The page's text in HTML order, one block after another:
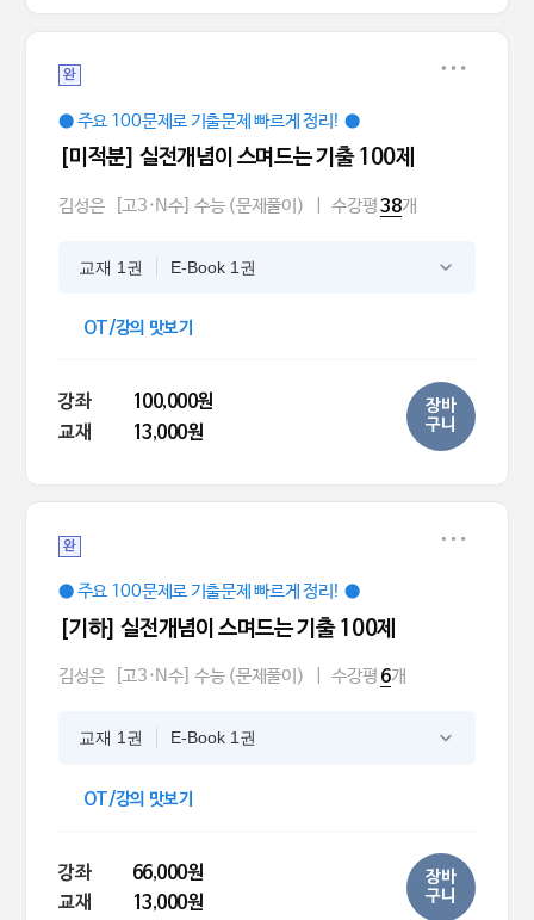
완
● 주요 100문제로 기출문제 빠르게 정리! ●
[미적분] 실전개념이 스며드는 기출 100제
김성은 [고3·N수] 수능 (문제풀이) 수강평38개
교재 1권 E-Book 1권
OT/강의 맛보기
강좌
100,000원
교재
13,000원
장바
구니
완
● 주요 100문제로 기출문제 빠르게 정리! ●
[기하] 실전개념이 스며드는 기출 100제
김성은 [고3·N수] 수능 (문제풀이) 수강평 6개
교재 1권 E-Book 1권
OT/강의 맛보기
강좌
66,000원
교재
13,000원
장바
구니